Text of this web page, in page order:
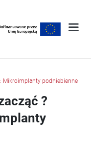
oknie
Mikroimplanty podniebienne
?